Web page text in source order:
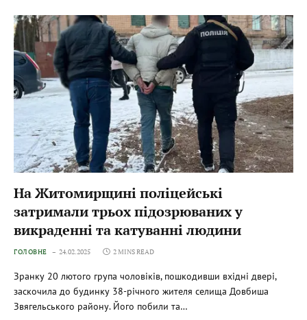
На Житомирщині поліцейські
затримали трьох підозрюваних у
викраденні та катуванні людини
ГОЛОВНЕ 24.02.2025 2 MINS READ
Зранку 20 лютого група чоловіків, пошкодивши вхідні двері,
заскочила до будинку 38-річного жителя селища Довбиша
Звягельського району. Його побили та…